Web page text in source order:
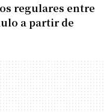
regulares entre
a partir de